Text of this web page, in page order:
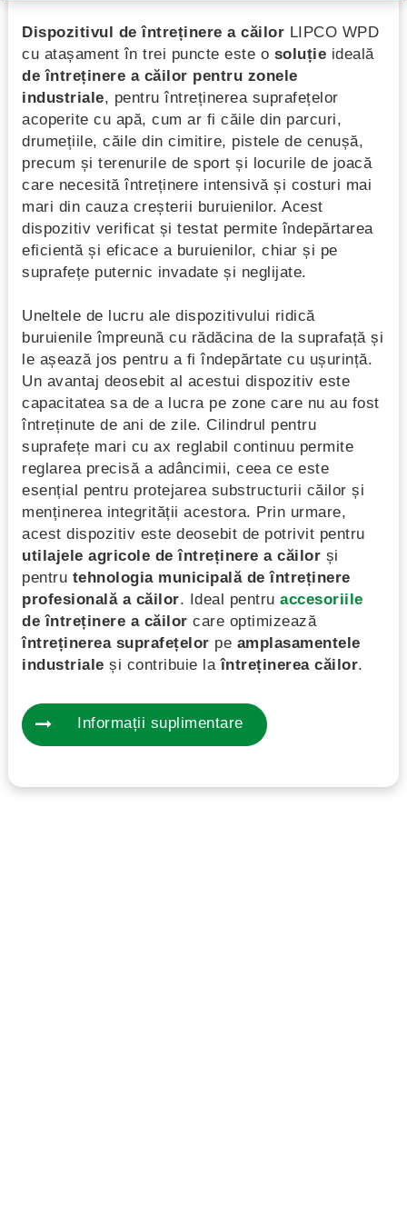
Dispozitivul de întreținere a căilor LIPCO WPD
cu atașament în trei puncte este o soluție ideală
de întreținere a căilor pentru zonele
industriale, pentru întreținerea suprafețelor
acoperite cu apă, cum ar fi căile din parcuri,
drumețiile, căile din cimitire, pistele de cenușă,
precum și terenurile de sport și locurile de joacă
care necesită întreținere intensivă și costuri mai
mari din cauza creșterii buruienilor. Acest
dispozitiv verificat și testat permite îndepărtarea
eficientă și eficace a buruienilor, chiar și pe
suprafețe puternic invadate și neglijate.
Uneltele de lucru ale dispozitivului ridică
buruienile împreună cu rădăcina de la suprafață și
le așează jos pentru a fi îndepărtate cu ușurință.
Un avantaj deosebit al acestui dispozitiv este
capacitatea sa de a lucra pe zone care nu au fost
întreținute de ani de zile. Cilindrul pentru
suprafețe mari cu ax reglabil continuu permite
reglarea precisă a adâncimii, ceea ce este
esențial pentru protejarea substructurii căilor și
menținerea integrității acestora. Prin urmare,
acest dispozitiv este deosebit de potrivit pentru
utilajele agricole de întreținere a căilor și
pentru tehnologia municipală de întreținere
profesională a căilor. Ideal pentru accesoriile
de întreținere a căilor care optimizează
întreținerea suprafețelor pe amplasamentele
industriale și contribuie laîntreținerea căilor.
Informații suplimentare